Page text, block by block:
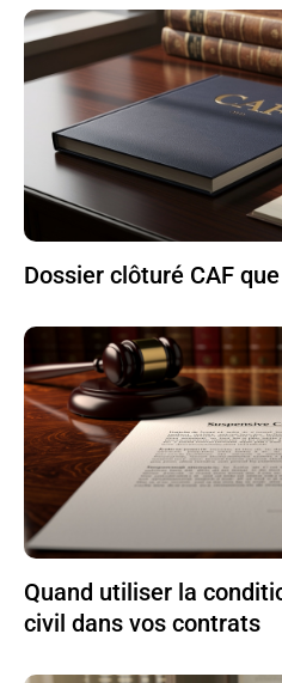
Dossier clôturé CAF
Quand utiliser la
civil dans vos contrats